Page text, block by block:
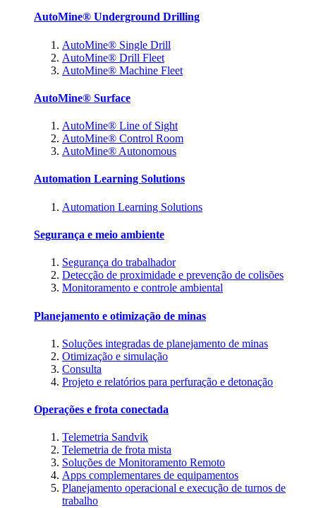
AutoMine® Underground Drilling
AutoMine® Single Drill
AutoMine® Drill Fleet
AutoMine® Machine Fleet
AutoMine® Surface
AutoMine® Line of Sight
AutoMine® Control Room
AutoMine® Autonomous
Automation Learning Solutions
Automation Learning Solutions
Segurança e meio ambiente
Segurança do trabalhador
Detecção de proximidade e prevenção de colisões
Monitoramento e controle ambiental
Planejamento e otimização de minas
Soluções integradas de planejamento de minas
Otimização e simulação
Consulta
Projeto e relatórios para perfuração e detonação
Operações e frota conectada
Telemetria Sandvik
Telemetria de frota mista
Soluções de Monitoramento Remoto
Apps complementares de equipamentos
Planejamento operacional e execução de turnos de
trabalho